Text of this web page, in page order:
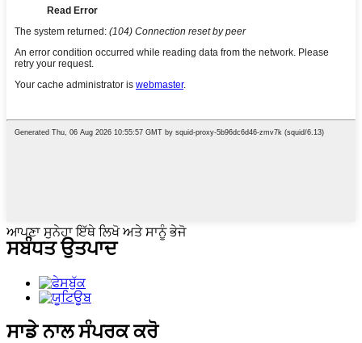
ਆਪਣਾ ਸੁਨੇਹਾ ਇੱਥੇ ਲਿਖੋ ਅਤੇ ਸਾਨੂੰ ਭੇਜੋ
ਸਬੰਧਤ ਉਤਪਾਦ
ਸਾਡੇ ਨਾਲ ਸੰਪਰਕ ਕਰੋ